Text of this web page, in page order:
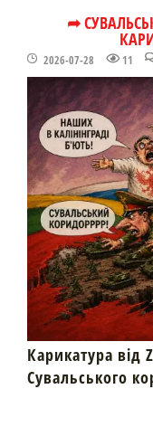
➦
2026-07-28 11
Карикатура від
Сувальського